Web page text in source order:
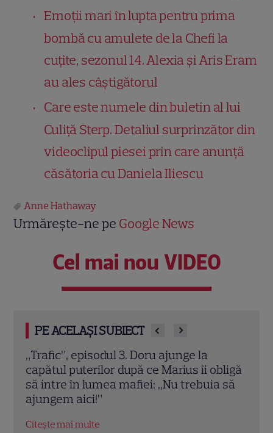
Emoții mari în lupta pentru prima
bombă cu amulete de la Chefi la
cuțite, sezonul 14. Alexia și Aris Eram
au ales câștigătorul
Care este numele din buletin al lui
Culiță Sterp. Detaliul surprinzător din
videoclipul piesei prin care anunță
căsătoria cu Daniela Iliescu
Anne Hathaway
Urmărește-ne pe Google News
Cel mai nou VIDEO
PE ACELAȘI SUBIECT
„Trafic”, episodul 3. Doru ajunge la
capătul puterilor după ce Marius îi obligă
să intre în lumea mafiei: „Nu trebuia să
ajungem aici!”
Citește mai multe